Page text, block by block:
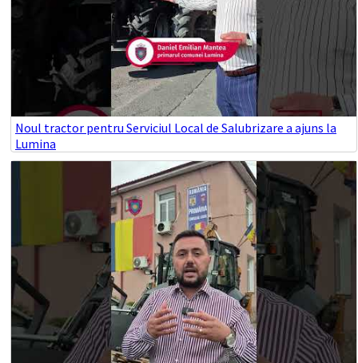
Noul tractor pentru Serviciul Local de Salubrizare a ajuns la
Lumina